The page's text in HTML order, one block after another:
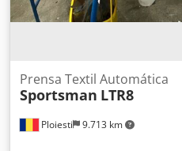
Ploiesti 9.713 km
Prensa Textil Automática
Sportsman LTR8